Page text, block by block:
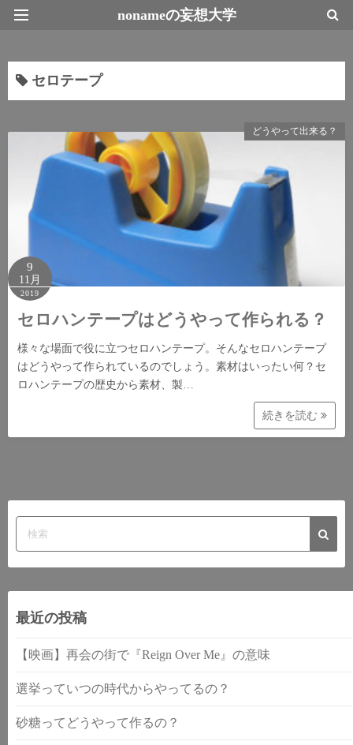
nonameの妄想大学
セロテープ
どうやって出来る？
9
11月
2019
セロハンテープはどうやって作られる？
様々な場面で役に立つセロハンテープ。そんなセロハンテープ
はどうやって作られているのでしょう。素材はいったい何？セ
ロハンテープの歴史から素材、製…
続きを読む
最近の投稿
【映画】再会の街で『Reign Over Me』の意味
選挙っていつの時代からやってるの？
砂糖ってどうやって作るの？